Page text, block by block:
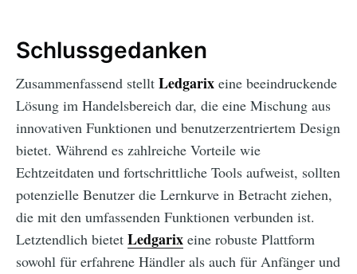
Schlussgedanken
Zusammenfassend stellt Ledgarix eine beeindruckende
Lösung im Handelsbereich dar, die eine Mischung aus
innovativen Funktionen und benutzerzentriertem Design
bietet. Während es zahlreiche Vorteile wie
Echtzeitdaten und fortschrittliche Tools aufweist, sollten
potenzielle Benutzer die Lernkurve in Betracht ziehen,
die mit den umfassenden Funktionen verbunden ist.
Letztendlich bietet Ledgarix eine robuste Plattform
sowohl für erfahrene Händler als auch für Anfänger und